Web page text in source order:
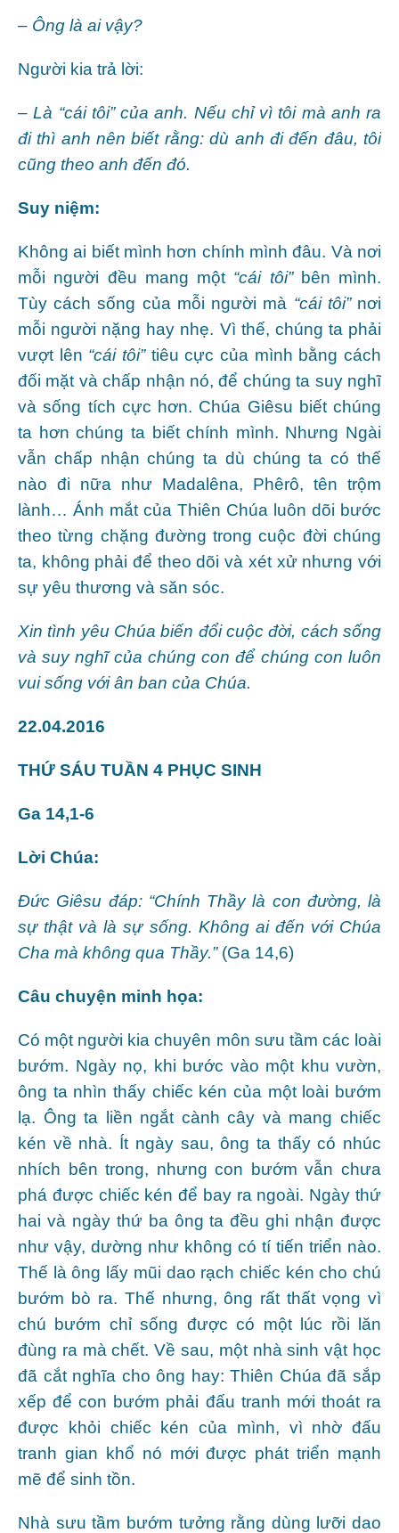
– Ông là ai vậy?
Người kia trả lời:
– Là “cái tôi” của anh. Nếu chỉ vì tôi mà anh ra
đi thì anh nên biết rằng: dù anh đi đến đâu, tôi
cũng theo anh đến đó.
Suy niệm:
Không ai biết mình hơn chính mình đâu. Và nơi
mỗi người đều mang một “cái tôi”bên mình.
Tùy cách sống của mỗi người mà “cái tôi”nơi
mỗi người nặng hay nhẹ. Vì thế, chúng ta phải
vượt lên “cái tôi”tiêu cực của mình bằng cách
đối mặt và chấp nhận nó, để chúng ta suy nghĩ
và sống tích cực hơn. Chúa Giêsu biết chúng
ta hơn chúng ta biết chính mình. Nhưng Ngài
vẫn chấp nhận chúng ta dù chúng ta có thế
nào đi nữa như Madalêna, Phêrô, tên trộm
lành… Ánh mắt của Thiên Chúa luôn dõi bước
theo từng chặng đường trong cuộc đời chúng
ta, không phải để theo dõi và xét xử nhưng với
sự yêu thương và săn sóc.
Xin tình yêu Chúa biến đổi cuộc đời, cách sống
và suy nghĩ của chúng con để chúng con luôn
vui sống với ân ban của Chúa.
22.04.2016
THỨ SÁU TUẦN 4 PHỤC SINH
Ga 14,1-6
Lời Chúa:
Ðức Giêsu đáp: “Chính Thầy là con đường, là
sự thật và là sự sống. Không ai đến với Chúa
Cha mà không qua Thầy.” (Ga 14,6)
Câu chuyện minh họa:
Có một người kia chuyên môn sưu tầm các loài
bướm. Ngày nọ, khi bước vào một khu vườn,
ông ta nhìn thấy chiếc kén của một loài bướm
lạ. Ông ta liền ngắt cành cây và mang chiếc
kén về nhà. Ít ngày sau, ông ta thấy có nhúc
nhích bên trong, nhưng con bướm vẫn chưa
phá được chiếc kén để bay ra ngoài. Ngày thứ
hai và ngày thứ ba ông ta đều ghi nhận được
như vậy, dường như không có tí tiến triển nào.
Thế là ông lấy mũi dao rạch chiếc kén cho chú
bướm bò ra. Thế nhưng, ông rất thất vọng vì
chú bướm chỉ sống được có một lúc rồi lăn
đùng ra mà chết. Về sau, một nhà sinh vật học
đã cắt nghĩa cho ông hay: Thiên Chúa đã sắp
xếp để con bướm phải đấu tranh mới thoát ra
được khỏi chiếc kén của mình, vì nhờ đấu
tranh gian khổ nó mới được phát triển mạnh
mẽ để sinh tồn.
Nhà sưu tầm bướm tưởng rằng dùng lưỡi dao